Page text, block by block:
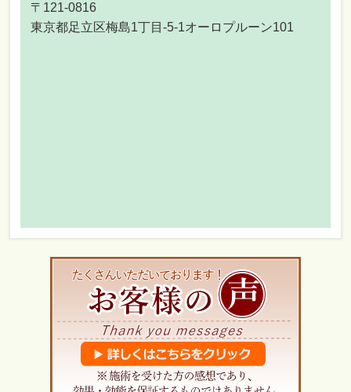
〒121-0816
東京都足立区梅島1丁目-5-1オーロプルーン101